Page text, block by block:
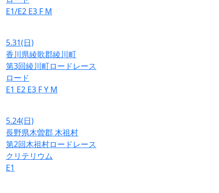
E1/E2 E3 F M
5.31(日)
香川県綾歌郡綾川町
第3回綾川町ロードレース
ロード
E1 E2 E3 FY M
5.24(日)
長野県木曽郡 木祖村
第2回木祖村ロードレース
クリテリウム
E1